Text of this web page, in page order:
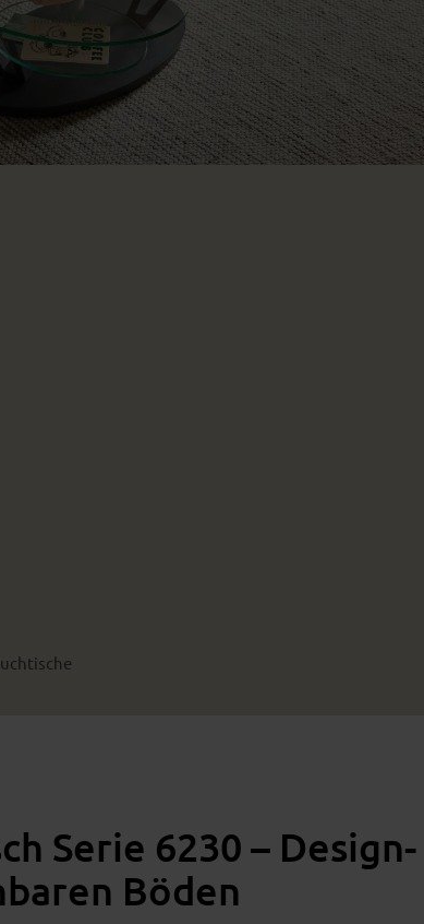
Serie 6230 – Design-
Böden